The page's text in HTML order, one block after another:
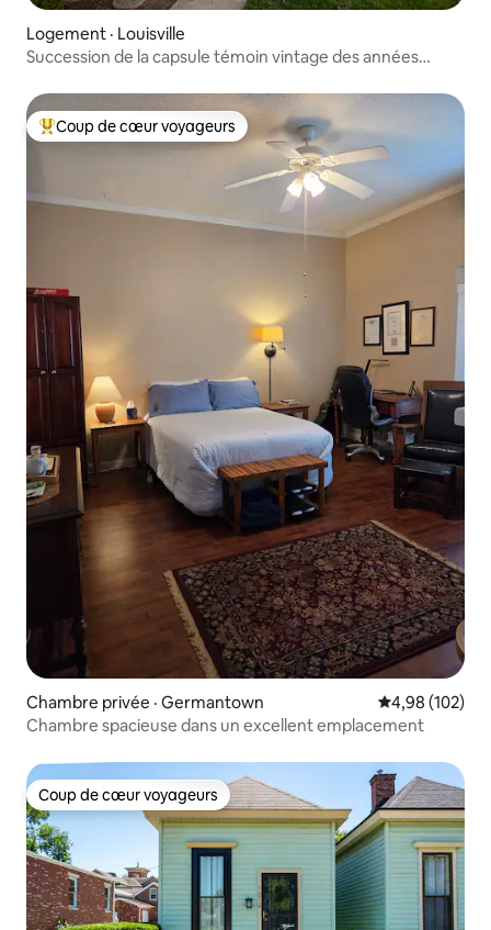
Logement · Louisville
Succession de la capsule témoin vintage des années
Coup de cœur voyageurs parmi les plus aimés
Coup de cœur voyageurs
Chambre privée · Germantown Note
4,98 (102)
Chambre spacieuse dans un excellent emplacement
Coup de cœur voyageurs
Coup de cœur voyageurs